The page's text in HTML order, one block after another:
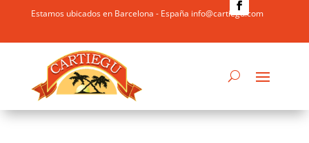
Estamos ubicados en Barcelona - España info@cartiegu.com